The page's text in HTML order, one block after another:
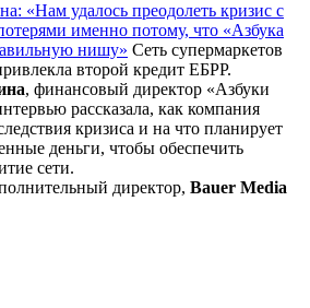
«Нам удалось преодолеть кризис с
именно потому, что «Азбука
нишу» Сеть супермаркетов
второй кредит ЕБРР.
, финансовый директор «Азбуки
рассказала, как компания
кризиса и на что планирует
деньги, чтобы обеспечить
сети.
директор, Bauer Media